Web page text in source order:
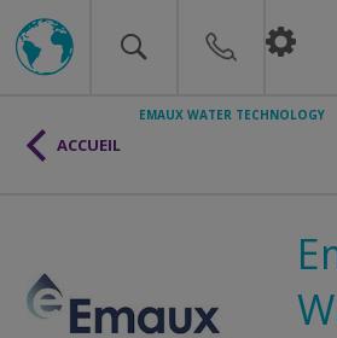
ACCUEIL
EMAUX WATER TECHNOLOGY